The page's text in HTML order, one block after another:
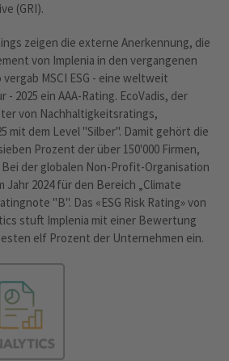
(GRI).
zeigen die externe Anerkennung, die
von Implenia in den vergangenen
MSCI ESG - eine weltweit
2025 ein AAA-Rating. EcoVadis, der
von Nachhaltigkeitsratings,
mit dem Level "Silber". Damit gehört die
Prozent der über 150'000 Firmen,
der globalen Non-Profit-Organisation
Jahr 2024 für den Bereich „Climate
"B". Das «ESG Risk Rating» von
stuft Implenia mit einer Bewertung
elf Prozent der Unternehmen ein.